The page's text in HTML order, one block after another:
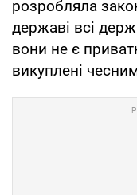
розробляла
державі всі
вони не є
викуплені